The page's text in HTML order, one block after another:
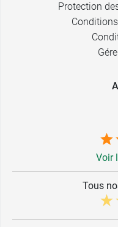
Protection
Voir
Tous